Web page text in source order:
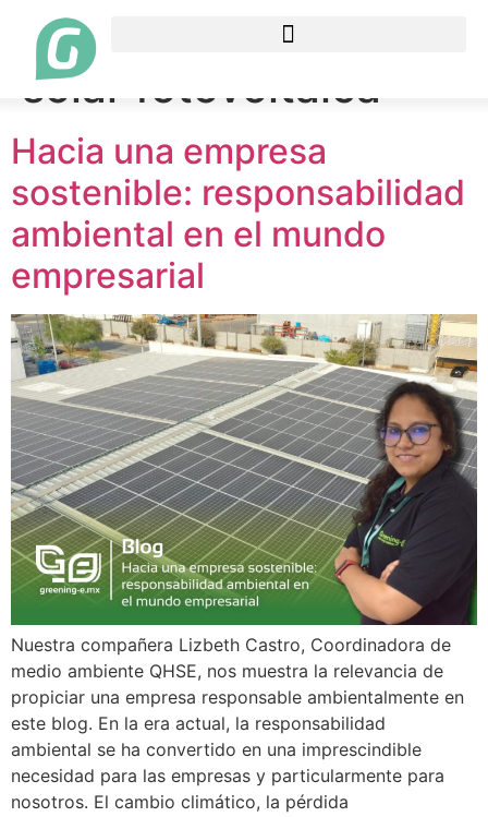
Etiqueta:
energía
solar fotovoltaica
Hacia una empresa
sostenible: responsabilidad
ambiental en el mundo
empresarial
Nuestra compañera Lizbeth Castro, Coordinadora de
medio ambiente QHSE, nos muestra la relevancia de
propiciar una empresa responsable ambientalmente en
este blog. En la era actual, la responsabilidad
ambiental se ha convertido en una imprescindible
necesidad para las empresas y particularmente para
nosotros. El cambio climático, la pérdida